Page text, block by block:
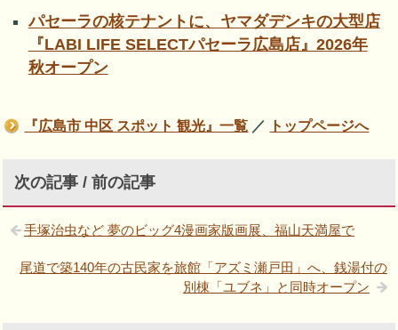
パセーラの核テナントに、ヤマダデンキの大型店
『LABI LIFE SELECTパセーラ広島店』2026年
秋オープン
『広島市 中区 スポット 観光』一覧 ／ トップページへ
次の記事 / 前の記事
手塚治虫など 夢のビッグ4漫画家版画展、福山天満屋で
尾道で築140年の古民家を旅館「アズミ瀬戸田」へ、銭湯付の
別棟「ユブネ」と同時オープン